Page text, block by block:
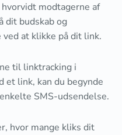
modtagerne af
dit budskab og
at klikke på dit link.
til linktracking i
et link, kan du begynde
SMS-udsendelse.
hvor mange kliks dit